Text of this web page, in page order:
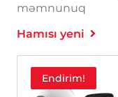
məmnunuq
Hamısı yeni
Endirim!